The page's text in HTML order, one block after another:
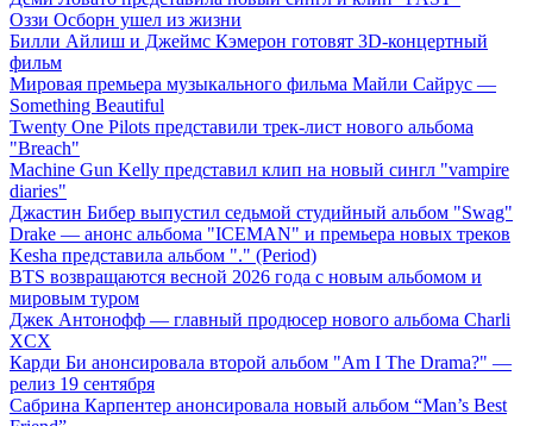
Оззи Осборн ушел из жизни
Билли Айлиш и Джеймс Кэмерон готовят 3D-концертный
фильм
Мировая премьера музыкального фильма Майли Сайрус —
Something Beautiful
Twenty One Pilots представили трек-лист нового альбома
"Breach"
Machine Gun Kelly представил клип на новый сингл "vampire
diaries"
Джастин Бибер выпустил седьмой студийный альбом "Swag"
Drake — анонс альбома "ICEMAN" и премьера новых треков
Kesha представила альбом "." (Period)
BTS возвращаются весной 2026 года с новым альбомом и
мировым туром
Джек Антонофф — главный продюсер нового альбома Charli
XCX
Карди Би анонсировала второй альбом "Am I The Drama?" —
релиз 19 сентября
Сабрина Карпентер анонсировала новый альбом “Man’s Best